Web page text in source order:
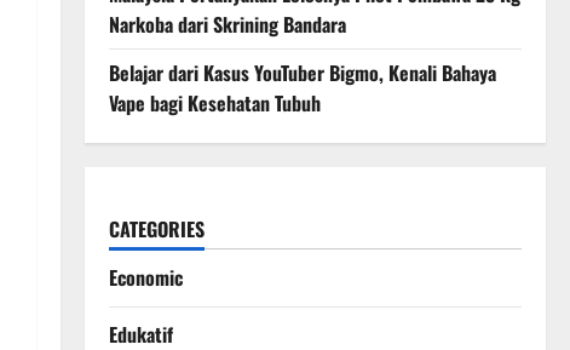
Narkoba dari Skrining Bandara
Belajar dari Kasus YouTuber Bigmo, Kenali Bahaya
Vape bagi Kesehatan Tubuh
CATEGORIES
Economic
Edukatif